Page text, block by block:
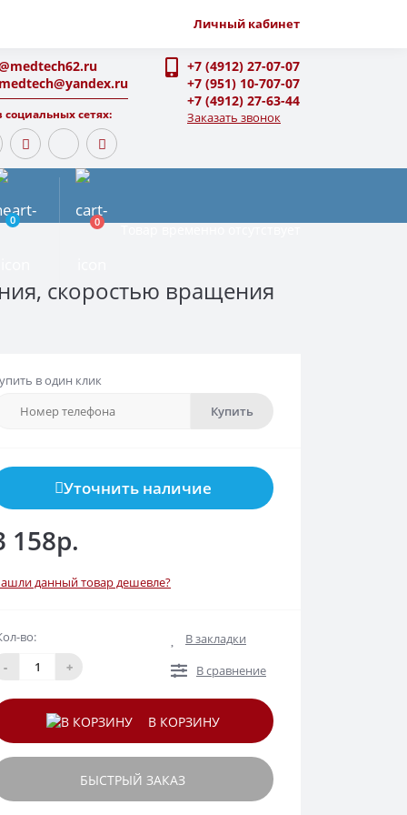
Личный кабинет
сетях:
+7 (4912) 27-07-07
+7 (951) 10-707-07
+7 (4912) 27-63-44
Заказать звонок
0 0
скоростью вращения
в один клик
Купить
Уточнить наличие
158р.
данный товар дешевле?
во:
-
+
В закладки
В сравнение
В КОРЗИНУ
БЫСТРЫЙ ЗАКАЗ